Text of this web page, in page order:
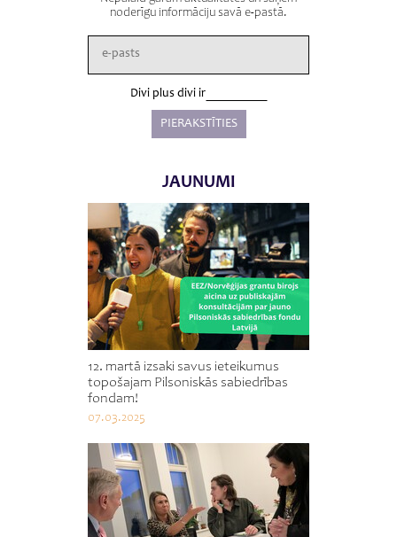
noderīgu informāciju savā e-pastā.
Divi plus divi ir
JAUNUMI
12. martā izsaki savus ieteikumus
topošajam Pilsoniskās sabiedrības
fondam!
07.03.2025